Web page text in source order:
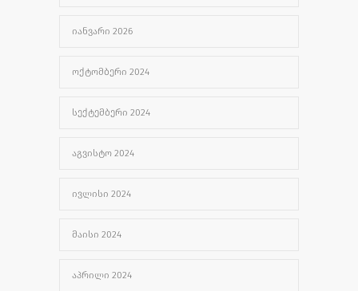
ᲘᲐᲜᲕᲐᲠᲘ 2026
ᲝᲥᲢᲝᲛᲑᲔᲠᲘ 2024
ᲡᲔᲥᲢᲔᲛᲑᲔᲠᲘ 2024
ᲐᲒᲕᲘᲡᲢᲝ 2024
ᲘᲕᲚᲘᲡᲘ 2024
ᲛᲐᲘᲡᲘ 2024
ᲐᲞᲠᲘᲚᲘ 2024